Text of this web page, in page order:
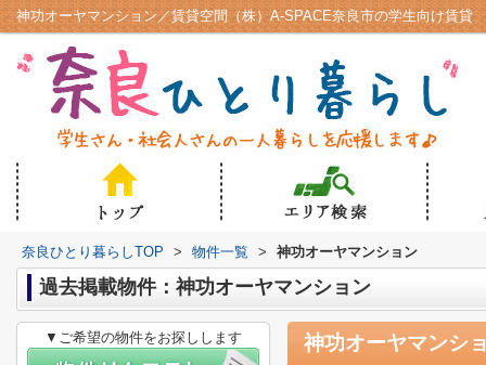
神功オーヤマンション／賃貸空間（株）A-SPACE奈良市の学生向け賃貸
奈良ひとり暮らしTOP > 物件一覧 > 神功オーヤマンション
過去掲載物件：神功オーヤマンション
神功オーヤマンシ
▼ご希望の物件をお探しします